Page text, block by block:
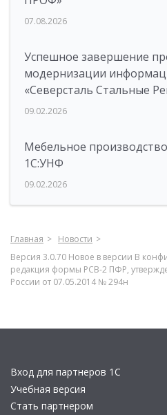
07.08.2026
Успешное завершение
модернизации
«Северсталь Стальные
09.02.2026
Мебельное
1С:УНФ
09.02.2026
Главная
Новости
Версия 3.0.70 Новое в версии В
редакция формы РСВ-2 ПФР,
России от 07.05.2014 № 294н
Вход для партнеров 1С
Учебная версия
Стать партнером